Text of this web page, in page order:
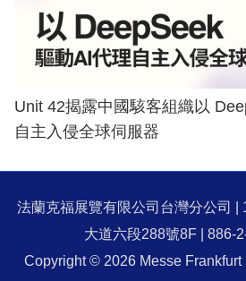
Unit 42揭露中國駭客組織以
自主入侵全球伺服器
法蘭克福展覽有限公司台灣分公司 |
大道六段288號8F | 886-
Copyright © 2026 Messe Frankfurt